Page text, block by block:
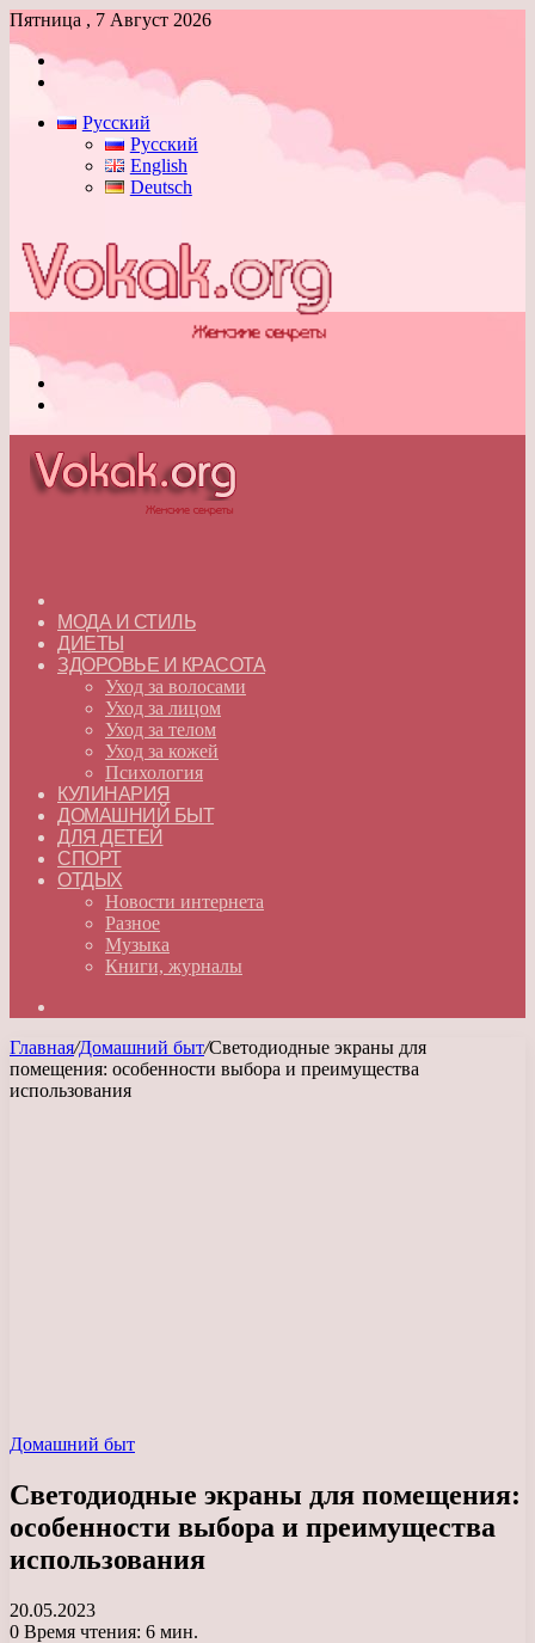
Пятница , 7 Август 2026
Войти
Русский
Русский
English
Deutsch
МОДА И СТИЛЬ
ДИЕТЫ
ЗДОРОВЬЕ И КРАСОТА
Уход за волосами
Уход за лицом
Уход за телом
Уход за кожей
Психология
КУЛИНАРИЯ
ДОМАШНИЙ БЫТ
ДЛЯ ДЕТЕЙ
СПОРТ
ОТДЫХ
Новости интернета
Разное
Музыка
Книги, журналы
Главная/Домашний быт/Светодиодные экраны для
помещения: особенности выбора и преимущества
использования
Домашний быт
Светодиодные экраны для помещения:
особенности выбора и преимущества
использования
20.05.2023
0 Время чтения: 6 мин.